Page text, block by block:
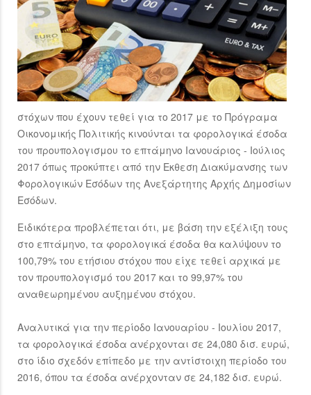
στόχων που έχουν τεθεί για το 2017 με το Πρόγραμα
Οικονομικής Πολιτικής κινούνται τα φορολογικά έσοδα
του προυπολογισμου το επτάμηνο Ιανουάριος - Ιούλιος
2017 όπως προκύπτει από την Εκθεση Διακύμανσης των
Φορολογικών Εσόδων της Ανεξάρτητης Αρχής Δημοσίων
Εσόδων.
Ειδικότερα προβλέπεται ότι, με βάση την εξέλιξη τους
στο επτάμηνο, τα φορολογικά έσοδα θα καλύψουν το
100,79% του ετήσιου στόχου που είχε τεθεί αρχικά με
τον προυπολογισμό του 2017 και το 99,97% του
αναθεωρημένου αυξημένου στόχου.
Αναλυτικά για την περίοδο Ιανουαρίου - Ιουλίου 2017,
τα φορολογικά έσοδα ανέρχονται σε 24,080 δισ. ευρώ,
στο ίδιο σχεδόν επίπεδο με την αντίστοιχη περίοδο του
2016, όπου τα έσοδα ανέρχονταν σε 24,182 δισ. ευρώ.